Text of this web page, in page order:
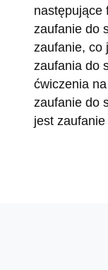
następujące
zaufanie do
zaufanie, co
zaufania do
ćwiczenia
zaufanie do
jest